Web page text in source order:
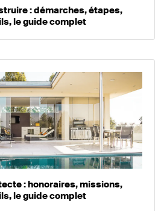
: démarches, étapes,
le guide complet
: honoraires, missions,
le guide complet